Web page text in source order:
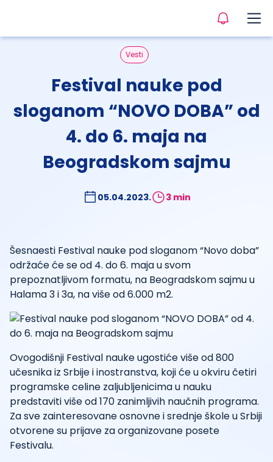
Vesti
Festival nauke pod
sloganom “NOVO DOBA” od
4. do 6. maja na
Beogradskom sajmu
05.04.2023. 3 min
Šesnaesti Festival nauke pod sloganom “Novo doba”
održaće će se od 4. do 6. maja u svom
prepoznatljivom formatu, na Beogradskom sajmu u
Halama 3 i 3a, na više od 6.000 m2.
Ovogodišnji Festival nauke ugostiće više od 800
učesnika iz Srbije i inostranstva, koji će u okviru četiri
programske celine zaljubljenicima u nauku
predstaviti više od 170 zanimljivih naučnih programa.
Za sve zainteresovane osnovne i srednje škole u Srbiji
otvorene su prijave za organizovane posete
Festivalu.